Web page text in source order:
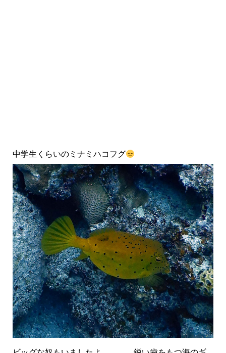
中学生くらいのミナミハコフグ